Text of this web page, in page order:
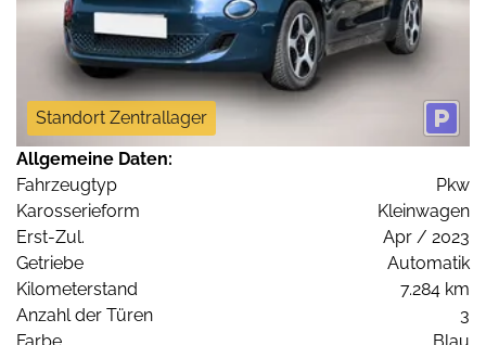
Standort Zentrallager
Allgemeine Daten:
Fahrzeugtyp
Pkw
Karosserieform
Kleinwagen
Erst-Zul.
Apr / 2023
Getriebe
Automatik
Kilometerstand
7.284 km
Anzahl der Türen
3